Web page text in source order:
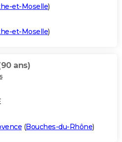
et-Moselle)
et-Moselle)
ans)
(Bouches-du-Rhône)